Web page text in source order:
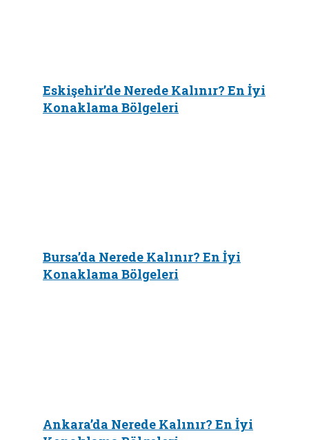
Eskişehir’de Nerede Kalınır? En İyi
Konaklama Bölgeleri
Bursa’da Nerede Kalınır? En İyi
Konaklama Bölgeleri
Ankara’da Nerede Kalınır? En İyi